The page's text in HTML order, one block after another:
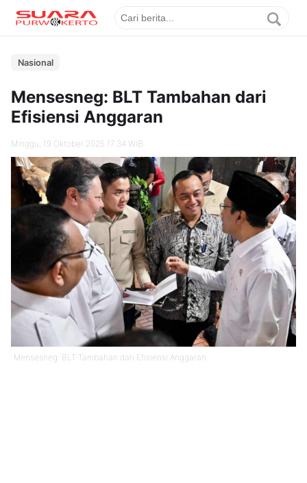
Nasional
Mensesneg: BLT Tambahan dari
Efisiensi Anggaran
Minggu, 19 Oktober 2025 17.34 WIB
Mensesneg: BLT Tambahan dari Efisiensi Anggaran